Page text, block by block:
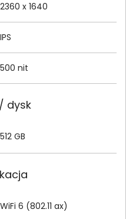
2360 x 1640
IPS
500 nit
dysk
512 GB
WiFi 6 (802.11 ax)